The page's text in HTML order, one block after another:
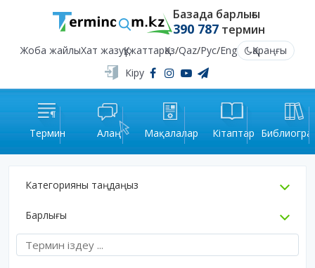
Базада барлығы
390 787термин
Жоба жайлыХат жазуҚұжаттарҚаз/Qaz/Рус/Eng
Қараңғы
Кіру
Термин Алаң Мақалалар Кітаптар
Категорияны таңдаңыз
Барлығы